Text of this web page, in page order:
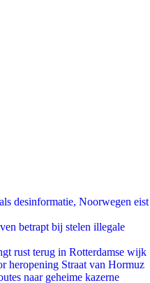
desinformatie, Noorwegen eist
betrapt bij stelen illegale
rust terug in Rotterdamse wijk
heropening Straat van Hormuz
naar geheime kazerne